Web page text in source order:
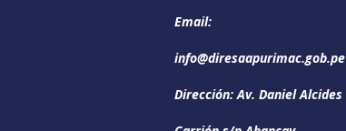
Email:
info@diresaapurimac.gob.pe
Dirección: Av. Daniel Alcides